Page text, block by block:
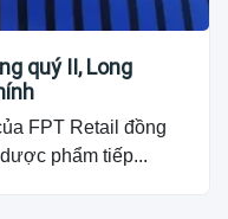
quý II, Long
FPT Retail đồng
phẩm tiếp...